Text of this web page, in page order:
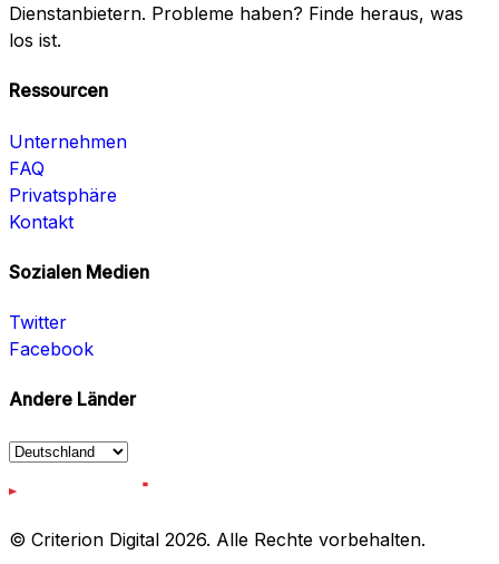
Dienstanbietern. Probleme haben? Finde heraus, was
los ist.
Ressourcen
Unternehmen
FAQ
Privatsphäre
Kontakt
Sozialen Medien
Twitter
Facebook
Andere Länder
© Criterion Digital 2026. Alle Rechte vorbehalten.